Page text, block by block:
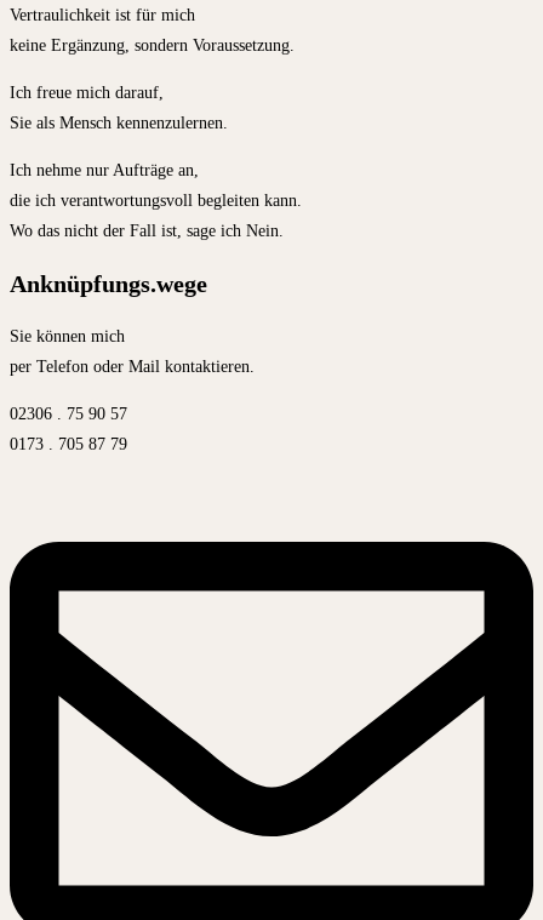
Vertraulichkeit ist für mich
keine Ergänzung, sondern Voraussetzung.
Ich freue mich darauf,
Sie als Mensch kennenzulernen.
Ich nehme nur Aufträge an,
die ich verantwortungsvoll begleiten kann.
Wo das nicht der Fall ist, sage ich Nein.
Anknüpfungs.wege
Sie können mich
per Telefon oder Mail kontaktieren.
02306 . 75 90 57
0173 . 705 87 79